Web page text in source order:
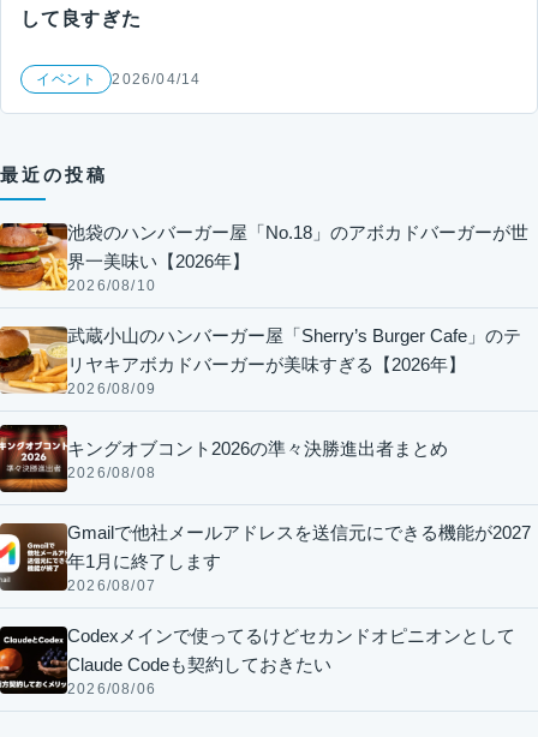
して良すぎた
イベント 2026/04/14
最近の投稿
池袋のハンバーガー屋「No.18」のアボカドバーガーが世
界一美味い【2026年】
2026/08/10
武蔵小山のハンバーガー屋「Sherry’s Burger Cafe」のテ
リヤキアボカドバーガーが美味すぎる【2026年】
2026/08/09
キングオブコント2026の準々決勝進出者まとめ
2026/08/08
Gmailで他社メールアドレスを送信元にできる機能が2027
年1月に終了します
2026/08/07
Codexメインで使ってるけどセカンドオピニオンとして
Claude Codeも契約しておきたい
2026/08/06